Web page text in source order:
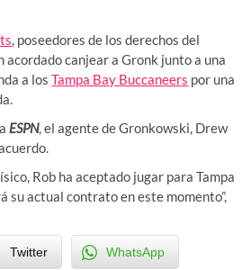
, poseedores de los derechos del
acordado canjear a Gronk junto a una
a losTampa Bay Buccaneers por una
ESPN, el agente de Gronkowski, Drew
Rob ha aceptado jugar para Tampa
su actual contrato en este momento”,
Twitter WhatsApp